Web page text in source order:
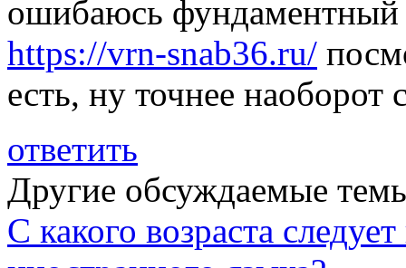
ошибаюсь
https://vrn-snab36.ru/
есть, ну точнее наоборот
ответить
Другие обсуждаемые
С какого возраста